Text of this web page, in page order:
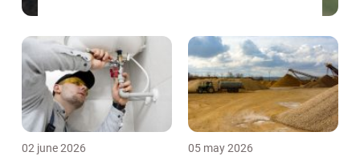
02 june 2026 05 may 2026